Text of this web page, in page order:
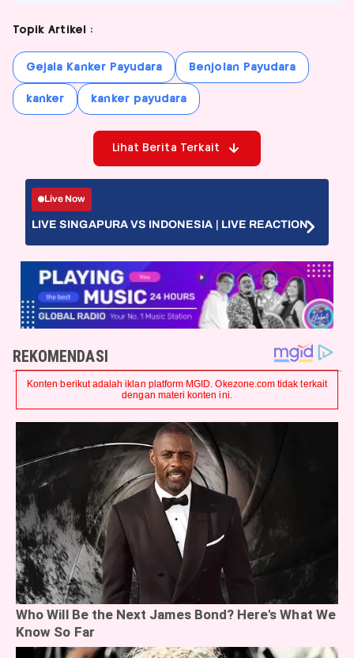
Topik Artikel :
Gejala Kanker Payudara Benjolan Payudara
kanker kanker payudara
Lihat Berita Terkait
Live Now
LIVE SINGAPURA VS INDONESIA | LIVE REACTION